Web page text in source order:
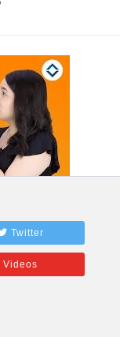
SICAR en
Twitter
Videos